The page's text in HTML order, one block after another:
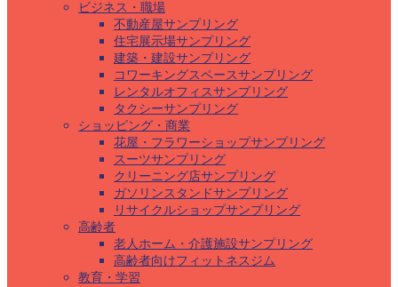
ビジネス・職場
不動産屋サンプリング
住宅展示場サンプリング
建築・建設サンプリング
コワーキングスペースサンプリング
レンタルオフィスサンプリング
タクシーサンプリング
ショッピング・商業
花屋・フラワーショップサンプリング
スーツサンプリング
クリーニング店サンプリング
ガソリンスタンドサンプリング
リサイクルショップサンプリング
高齢者
老人ホーム・介護施設サンプリング
高齢者向けフィットネスジム
教育・学習